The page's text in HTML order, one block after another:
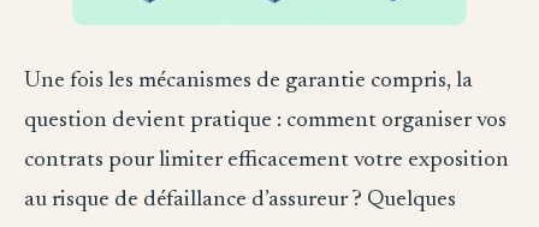
Une fois les mécanismes de garantie compris, la
question devient pratique : comment organiser vos
contrats pour limiter efficacement votre exposition
au risque de défaillance d’assureur ? Quelques